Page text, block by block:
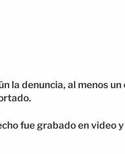
la denuncia, al menos
fue grabado en video